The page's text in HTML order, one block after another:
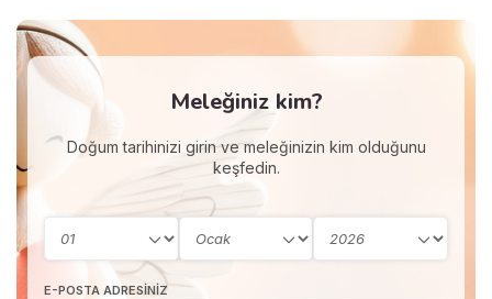
Meleğiniz kim?
Doğum tarihinizi girin ve meleğinizin kim olduğunu
keşfedin.
E-POSTA ADRESINIZ